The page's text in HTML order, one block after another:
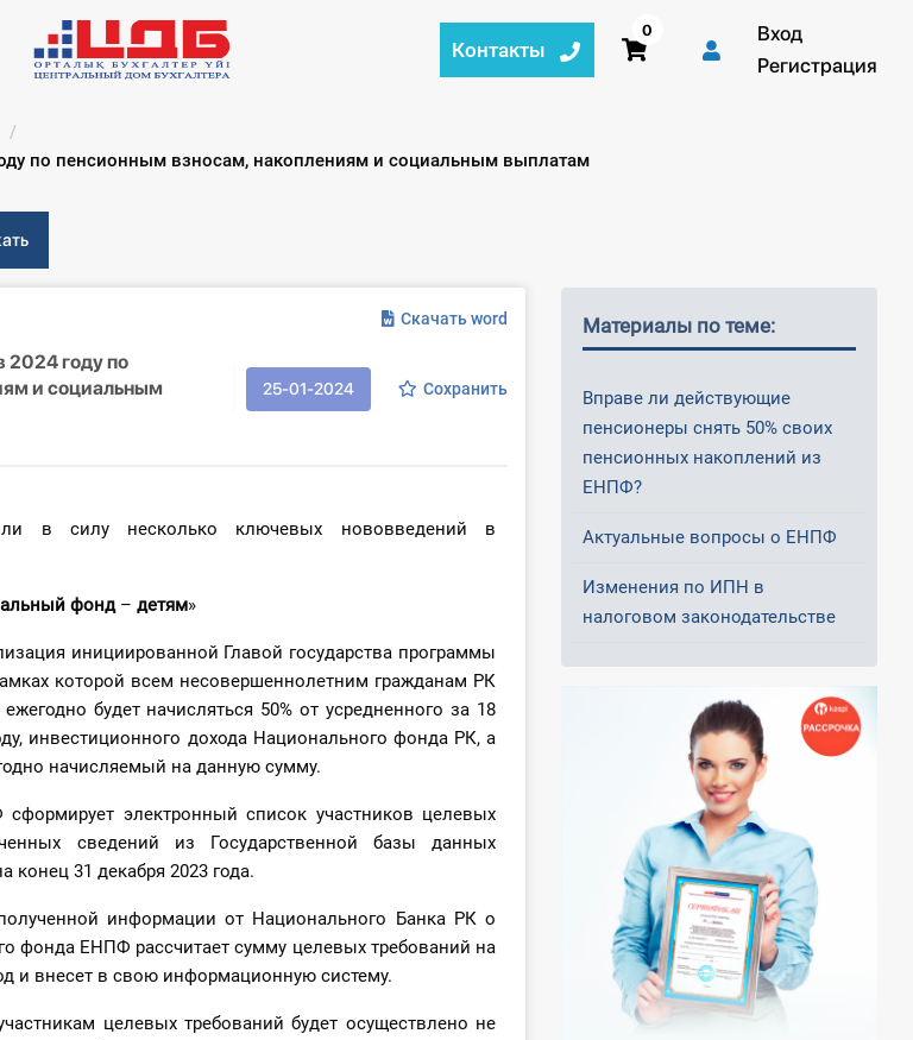
Контакты
0
Вход
Регистрация
по пенсионным взносам, накоплениям и социальным выплатам
Скачать word
2024 году по
и социальным
25-01-2024 Сохранить
в силу несколько ключевых нововведений в
фонд– детям»
инициированной Главой государства программы
которой всем несовершеннолетним гражданам РК
будет начисляться 50% от усредненного за 18
инвестиционного дохода Национального фонда РК, а
начисляемый на данную сумму.
электронный список участников целевых
сведений из Государственной базы данных
конец 31 декабря 2023 года.
информации от Национального Банка РК о
фонда ЕНПФ рассчитает сумму целевых требований на
и внесет в свою информационную систему.
целевых требований будет осуществлено не
Материалы по теме:
Вправе ли действующие
пенсионеры снять 50% своих
пенсионных накоплений из
ЕНПФ?
Актуальные вопросы о ЕНПФ
Изменения по ИПН в
налоговом законодательстве